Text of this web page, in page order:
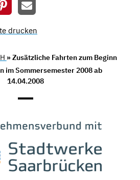
drucken
» Zusätzliche Fahrten zum Beginn
im Sommersemester 2008 ab
14.04.2008